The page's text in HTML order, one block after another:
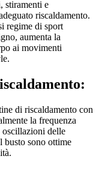
stiramenti e
riscaldamento.
regime di sport
aumenta la
ai movimenti
di riscaldamento con
la frequenza
oscillazioni delle
busto sono ottime